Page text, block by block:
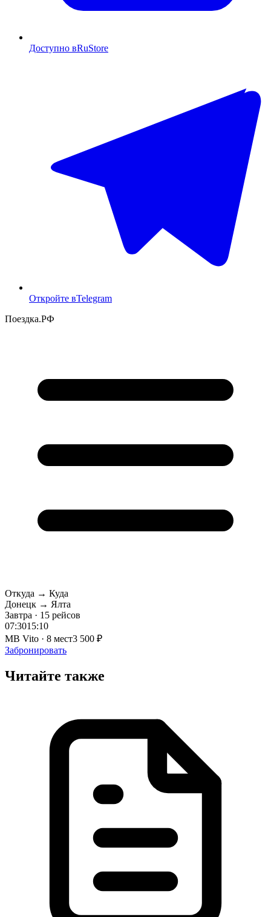
Доступно вRuStore
Откройте вTelegram
Поездка.РФ
Откуда → Куда
Донецк → Ялта
Завтра · 15 рейсов
07:3015:10
MB Vito · 8 мест3 500 ₽
Забронировать
Читайте также